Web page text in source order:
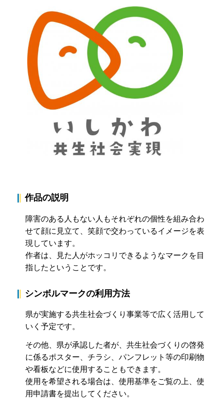
作品の説明
障害のある人もない人もそれぞれの個性を組み合わ
せて顔に見立て、笑顔で交わっているイメージを表
現しています。
作者は、見た人がホッコリできるようなマークを目
指したということです。
シンボルマークの利用方法
県が実施する共生社会づくり事業等で広く活用して
いく予定です。
その他、県が承認した者が、共生社会づくりの啓発
に係るポスター、チラシ、パンフレット等の印刷物
や看板などに使用することもできます。
使用を希望される場合は、使用基準をご覧の上、使
用申請書を提出してください。